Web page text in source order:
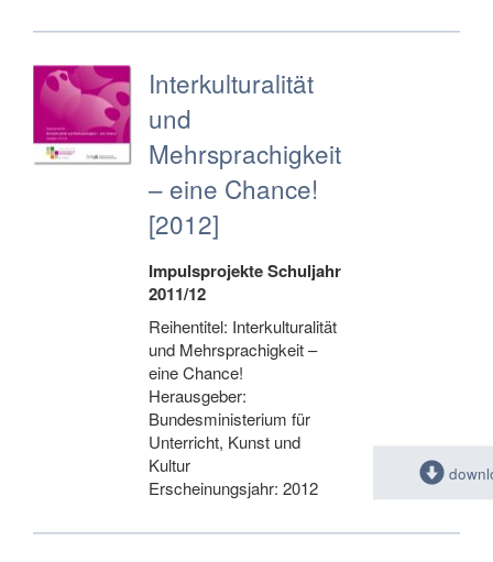
Interkulturalität
und
Mehrsprachigkeit
– eine Chance!
[2012]
Impulsprojekte Schuljahr
2011/12
Reihentitel: Interkulturalität
und Mehrsprachigkeit –
eine Chance!
Herausgeber:
Bundesministerium für
Unterricht, Kunst und
Kultur
Erscheinungsjahr: 2012